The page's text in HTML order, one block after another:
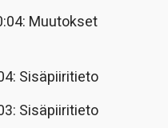
Muutokset
Sisäpiiritieto
Sisäpiiritieto